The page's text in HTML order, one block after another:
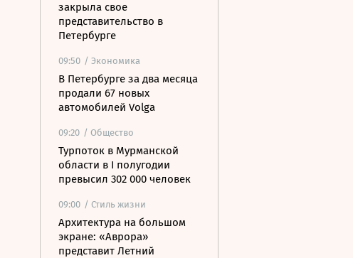
закрыла свое
представительство в
Петербурге
09:50 / Экономика
В Петербурге за два месяца
продали 67 новых
автомобилей Volga
09:20 / Общество
Турпоток в Мурманской
области в I полугодии
превысил 302 000 человек
09:00 / Стиль жизни
Архитектура на большом
экране: «Аврора»
представит Летний